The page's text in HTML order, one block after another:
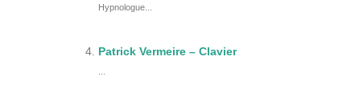
Hypnologue...
Patrick Vermeire – Clavier